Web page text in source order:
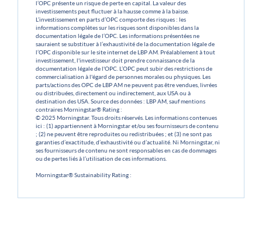
l’OPC présente un risque de perte en capital. La valeur des
investissements peut fluctuer à la hausse comme à la baisse.
L’investissement en parts d’OPC comporte des risques : les
informations complètes sur les risques sont disponibles dans la
documentation légale de l’OPC. Les informations présentées ne
sauraient se substituer à l’exhaustivité de la documentation légale de
l’OPC disponible sur le site internet de LBP AM. Préalablement à tout
investissement, l'investisseur doit prendre connaissance de la
documentation légale de l'OPC. L’OPC peut subir des restrictions de
commercialisation à l'égard de personnes morales ou physiques. Les
parts/actions des OPC de LBP AM ne peuvent pas être vendues, livrées
ou distribuées, directement ou indirectement, aux USA ou à
destination des USA. Source des données : LBP AM, sauf mentions
contraires Morningstar® Rating :
© 2025 Morningstar. Tous droits réservés. Les informations contenues
ici : (1) appartiennent à Morningstar et/ou ses fournisseurs de contenu
; (2) ne peuvent être reproduites ou redistribuées ; et (3) ne sont pas
garanties d’exactitude, d’exhaustivité ou d’actualité. Ni Morningstar, ni
ses fournisseurs de contenu ne sont responsables en cas de dommages
ou de pertes liés à l’utilisation de ces informations.
Morningstar® Sustainability Rating :
; (2) ne peuvent être reproduites ou redistribuées ; et (3) ne sont pas